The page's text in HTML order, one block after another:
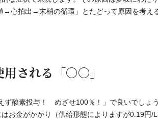
心拍出→末梢の循環」とたどって原因を考える
用される「○○」
ず酸素投与！ めざせ100％！」で良いでしょ
お金がかかり（供給形態によりますが0.19円